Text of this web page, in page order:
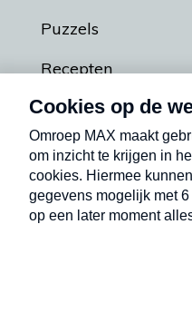
Puzzels
Recepten
Podcasts